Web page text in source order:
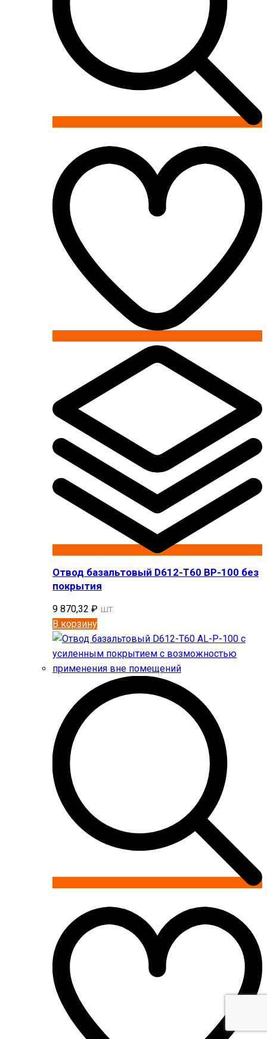
Отвод базальтовый D612-T60 BP-100 без
покрытия
9 870,32 ₽ шт.
В корзину